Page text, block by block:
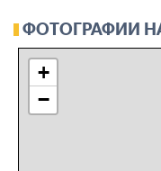
ФОТОГРАФИИ
+
−